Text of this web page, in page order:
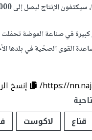
الإنتاج ليصل إلى 200.000 قناع.
كبيرة في صناعة الموضة تحمّلت
القوى الصحّية في بلدها
https://
إنسخ
قناع لاكوست